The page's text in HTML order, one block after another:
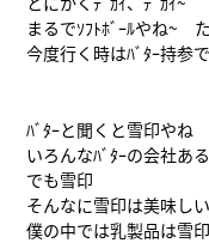
まるでｿﾌﾄﾎﾞｰﾙやね~
今度行く時はﾊﾞﾀｰ持参
ﾊﾞﾀｰと聞くと雪印やね
いろんなﾊﾞﾀｰの会社あ
でも雪印
そんなに雪印は美味し
僕の中では乳製品は雪